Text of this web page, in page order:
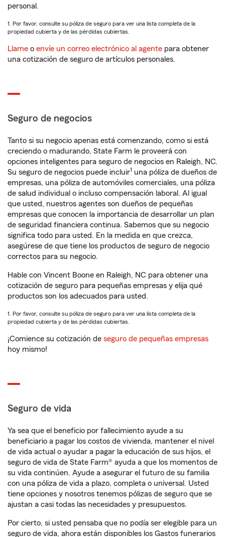
personal.
1. Por favor, consulte su póliza de seguro para ver una lista completa de la
propiedad cubierta y de las pérdidas cubiertas.
Llame o envíe un correo electrónico al agente para obtener
una cotización de seguro de artículos personales.
Seguro de negocios
Tanto si su negocio apenas está comenzando, como si está
creciendo o madurando, State Farm le proveerá con
opciones inteligentes para seguro de negocios en Raleigh, NC.
Su seguro de negocios puede incluir1 una póliza de dueños de
empresas, una póliza de automóviles comerciales, una póliza
de salud individual o incluso compensación laboral. Al igual
que usted, nuestros agentes son dueños de pequeñas
empresas que conocen la importancia de desarrollar un plan
de seguridad financiera continua. Sabemos que su negocio
significa todo para usted. En la medida en que crezca,
asegúrese de que tiene los productos de seguro de negocio
correctos para su negocio.
Hable con Vincent Boone en Raleigh, NC para obtener una
cotización de seguro para pequeñas empresas y elija qué
productos son los adecuados para usted.
1. Por favor, consulte su póliza de seguro para ver una lista completa de la
propiedad cubierta y de las pérdidas cubiertas.
¡Comience su cotización de seguro de pequeñas empresas
hoy mismo!
Seguro de vida
Ya sea que el beneficio por fallecimiento ayude a su
beneficiario a pagar los costos de vivienda, mantener el nivel
de vida actual o ayudar a pagar la educación de sus hijos, el
seguro de vida de State Farm® ayuda a que los momentos de
su vida continúen. Ayude a asegurar el futuro de su familia
con una póliza de vida a plazo, completa o universal. Usted
tiene opciones y nosotros tenemos pólizas de seguro que se
ajustan a casi todas las necesidades y presupuestos.
Por cierto, si usted pensaba que no podía ser elegible para un
seguro de vida, ahora están disponibles los Gastos funerarios